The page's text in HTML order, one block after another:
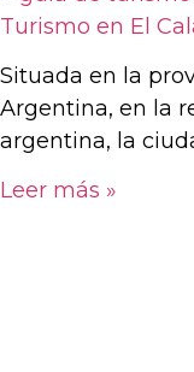
Turismo en El
Situada en la
Argentina, en la
argentina, la
Leer más »